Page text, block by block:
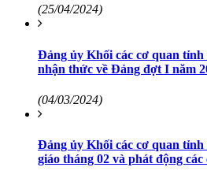
(25/04/2024)
Đảng ủy Khối các cơ quan
nhận thức về Đảng đợt I năm
(04/03/2024)
Đảng ủy Khối các cơ quan tỉnh
giáo tháng 02 và phát động